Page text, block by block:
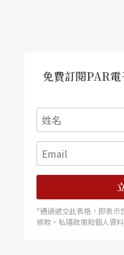
免費訂閱PAR
*通過遞交此表格，即表示
條款，私隱政策和個人資